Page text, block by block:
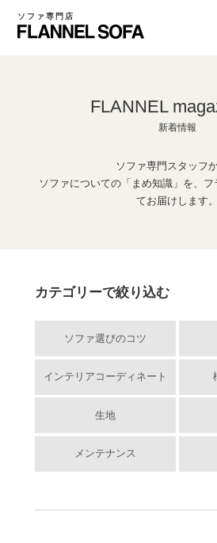
ソファ専門店
FLANNEL
新着情報
ソファ専門スタッフ
ソファについての「まめ知識」を、
てお届けします。
カテゴリーで絞り込む
ソファ選びのコツ
インテリアコーディネート
生地
メンテナンス